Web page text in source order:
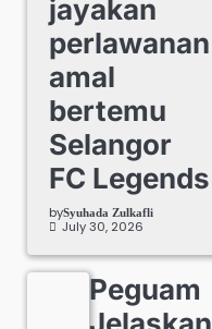
jayakan
perlawanan
amal
bertemu
Selangor
FC Legends
bySyuhada Zulkafli
July 30, 2026
Peguam